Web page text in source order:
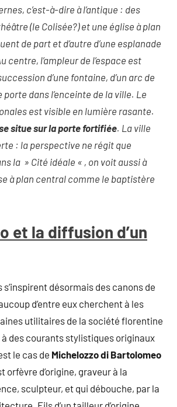
c’est-à-dire à l’antique : des
(le Colisée?) et une église à plan
de part et d’autre d’une esplanade
centre, l’ampleur de l’espace est
d’une fontaine, d’un arc de
porte dans l’enceinte de la ville. Le
est visible en lumière rasante.
situe sur la porte fortifiée. La ville
: la perspective ne régit que
la » Cité idéale « , on voit aussi à
à plan central comme le baptistère
et la diffusion d’un
désormais des canons de
d’entre eux cherchent à les
utilitaires de la société florentine
des courants stylistiques originaux
le cas de Michelozzo di Bartolomeo
orfèvre d’origine, graveur à la
sculpteur, et qui débouche, par la